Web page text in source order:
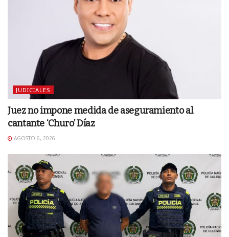
JUDICIALES
Juez no impone medida de aseguramiento al
cantante ‘Churo’ Díaz
AGOSTO 6, 2026